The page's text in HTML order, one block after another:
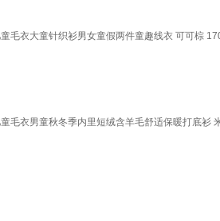
毛衣大童针织衫男女童假两件童趣线衣 可可棕
毛衣男童秋冬季内里短绒含羊毛舒适保暖打底衫